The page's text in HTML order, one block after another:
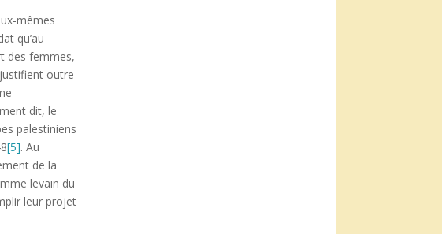
mêmes
qu’au
des femmes,
outre
dit, le
palestiniens
[5]. Au
de la
levain du
leur projet